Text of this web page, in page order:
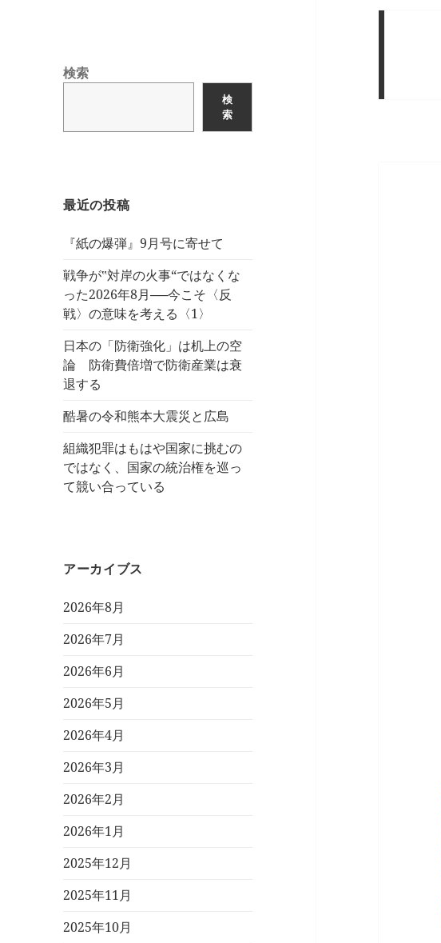
検索
検
索
最近の投稿
『紙の爆弾』9月号に寄せて
戦争が‟対岸の火事“ではなくな
った2026年8月──今こそ〈反
戦〉の意味を考える〈1〉
日本の「防衛強化」は机上の空
論 防衛費倍増で防衛産業は衰
退する
酷暑の令和熊本大震災と広島
組織犯罪はもはや国家に挑むの
ではなく、国家の統治権を巡っ
て競い合っている
アーカイブス
2026年8月
2026年7月
2026年6月
2026年5月
2026年4月
2026年3月
2026年2月
2026年1月
2025年12月
2025年11月
2025年10月